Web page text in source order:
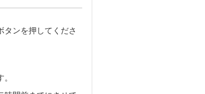
タンを押してくださ